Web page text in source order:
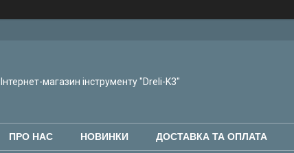
Інтернет-магазин інструменту "Dreli-K3"
ПРО НАС НОВИНКИ ДОСТАВКА ТА ОПЛАТА